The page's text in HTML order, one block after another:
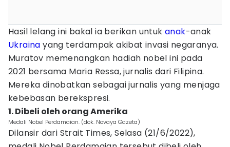
Hasil lelang ini bakal ia berikan untuk anak-anak
Ukraina yang terdampak akibat invasi negaranya.
Muratov memenangkan hadiah nobel ini pada
2021 bersama Maria Ressa, jurnalis dari Filipina.
Mereka dinobatkan sebagai jurnalis yang menjaga
kebebasan berekspresi.
1. Dibeli oleh orang Amerika
Medali Nobel Perdamaian. (dok. Novaya Gazeta)
Dilansir dari Strait Times, Selasa (21/6/2022),